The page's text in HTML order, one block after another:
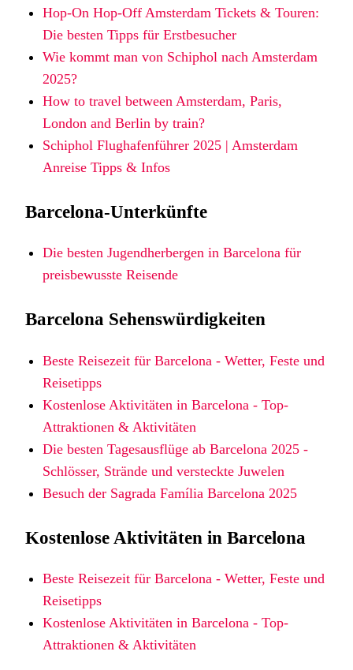
Hop-On Hop-Off Amsterdam Tickets & Touren:
Die besten Tipps für Erstbesucher
Wie kommt man von Schiphol nach Amsterdam
2025?
How to travel between Amsterdam, Paris,
London and Berlin by train?
Schiphol Flughafenführer 2025 | Amsterdam
Anreise Tipps & Infos
Barcelona-Unterkünfte
Die besten Jugendherbergen in Barcelona für
preisbewusste Reisende
Barcelona Sehenswürdigkeiten
Beste Reisezeit für Barcelona - Wetter, Feste und
Reisetipps
Kostenlose Aktivitäten in Barcelona - Top-
Attraktionen & Aktivitäten
Die besten Tagesausflüge ab Barcelona 2025 -
Schlösser, Strände und versteckte Juwelen
Besuch der Sagrada Família Barcelona 2025
Kostenlose Aktivitäten in Barcelona
Beste Reisezeit für Barcelona - Wetter, Feste und
Reisetipps
Kostenlose Aktivitäten in Barcelona - Top-
Attraktionen & Aktivitäten